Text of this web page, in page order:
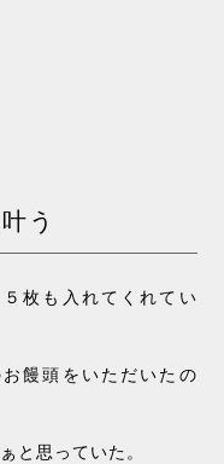
う
枚も入れてくれてい
饅頭をいただいたの
と思っていた。